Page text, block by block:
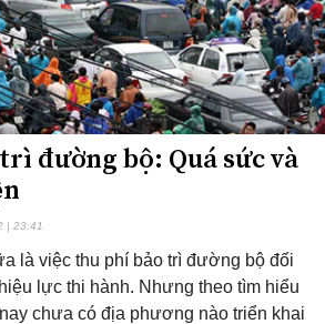
đường bộ: Quá sức và
| 23:41
là việc thu phí bảo trì đường bộ đối
lực thi hành. Nhưng theo tìm hiểu
chưa có địa phương nào triển khai